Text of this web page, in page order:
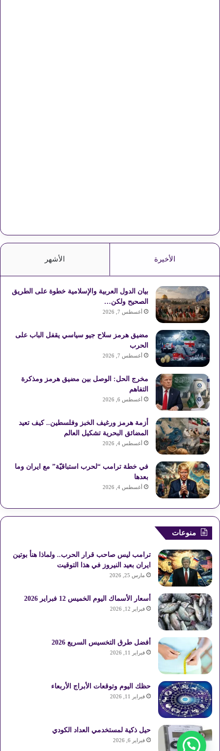
الأخيرة الأشهر
بيان الدول العربية والإسلامية خطوة على الطريق
الصحيح ولكن…
أغسطس 7, 2026
مضيق هرمز سلاح جيو سياسي يقفل الباب على
الحرب
أغسطس 7, 2026
مخرج الحل: الوصل بين مضيق هرمز ومذكرة
التفاهم
أغسطس 6, 2026
أزمة هرمز ورغيف الخبز وفلسطين.. كيف تعيد
المضائق البحرية تشكيل العالم
أغسطس 4, 2026
في خطة ترامب “لحرب استباقيّة” مع ايران وما
بعدها
أغسطس 4, 2026
منوعات
ترامب ليس صاحب قرار الحرب.. ولماذا هنأ بوتين
ايران بعيد النيروز في هذا التوقيت
مارس 25, 2026
أسعار الأسماك اليوم الخميس 12 فبراير 2026
فبراير 12, 2026
أفضل طرق التخسيس السريع 2026
فبراير 11, 2026
حظك اليوم وتوقعات الأبراج الأربعاء
فبراير 11, 2026
حيل ذكية لمستخدمي العداد الكودي
فبراير 6, 2026